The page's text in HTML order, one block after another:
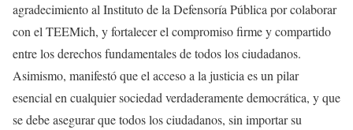
agradecimiento al Instituto de la Defensoría Pública por colaborar
con el TEEMich, y fortalecer el compromiso firme y compartido
entre los derechos fundamentales de todos los ciudadanos.
Asimismo, manifestó que el acceso a la justicia es un pilar
esencial en cualquier sociedad verdaderamente democrática, y que
se debe asegurar que todos los ciudadanos, sin importar su